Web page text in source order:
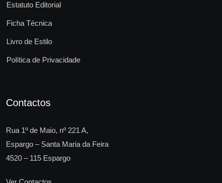
Estatuto Editorial
Ficha Técnica
Livro de Estilo
Política de Privacidade
Contactos
Rua 1º de Maio, nº 221 A,
Espargo – Santa Maria da Feira
4520 – 115 Espargo